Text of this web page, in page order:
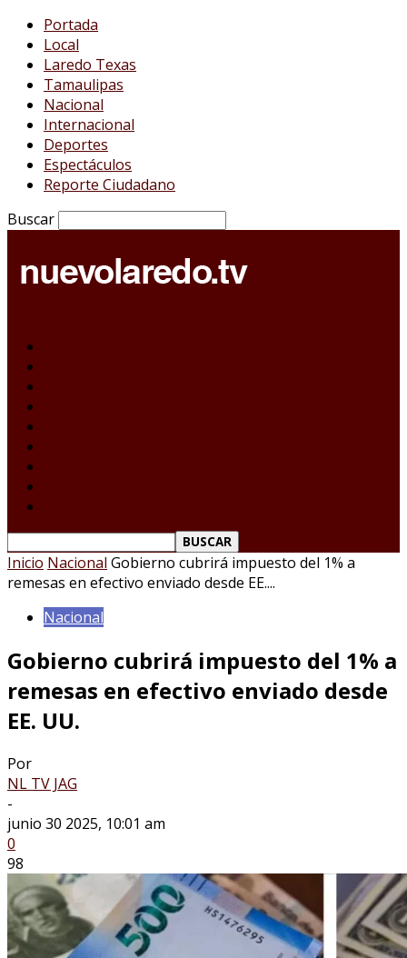
Portada
Local
Laredo Texas
Tamaulipas
Nacional
Internacional
Deportes
Espectáculos
Reporte Ciudadano
Buscar
Inicio Nacional Gobierno cubrirá impuesto del 1% a
remesas en efectivo enviado desde EE....
Nacional
Gobierno cubrirá impuesto del 1% a
remesas en efectivo enviado desde
EE. UU.
Por
NL TV JAG
-
junio 30 2025, 10:01 am
0
98